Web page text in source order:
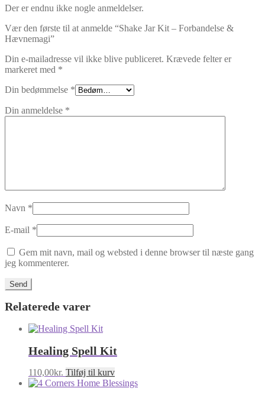
Der er endnu ikke nogle anmeldelser.
Vær den første til at anmelde “Shake Jar Kit – Forbandelse &
Hævnemagi”
Din e-mailadresse vil ikke blive publiceret. Krævede felter er
markeret med *
Din bedømmelse *
Din anmeldelse *
Navn *
E-mail *
Gem mit navn, mail og websted i denne browser til næste gang
jeg kommenterer.
Relaterede varer
Healing Spell Kit
110,00kr. Tilføj til kurv